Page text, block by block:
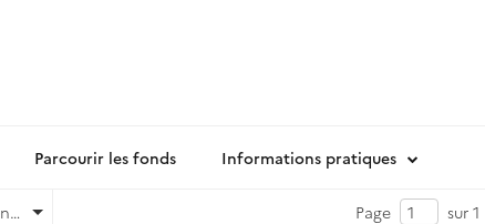
Parcourir les fonds Informations pratiques
Pertinence Page sur 1